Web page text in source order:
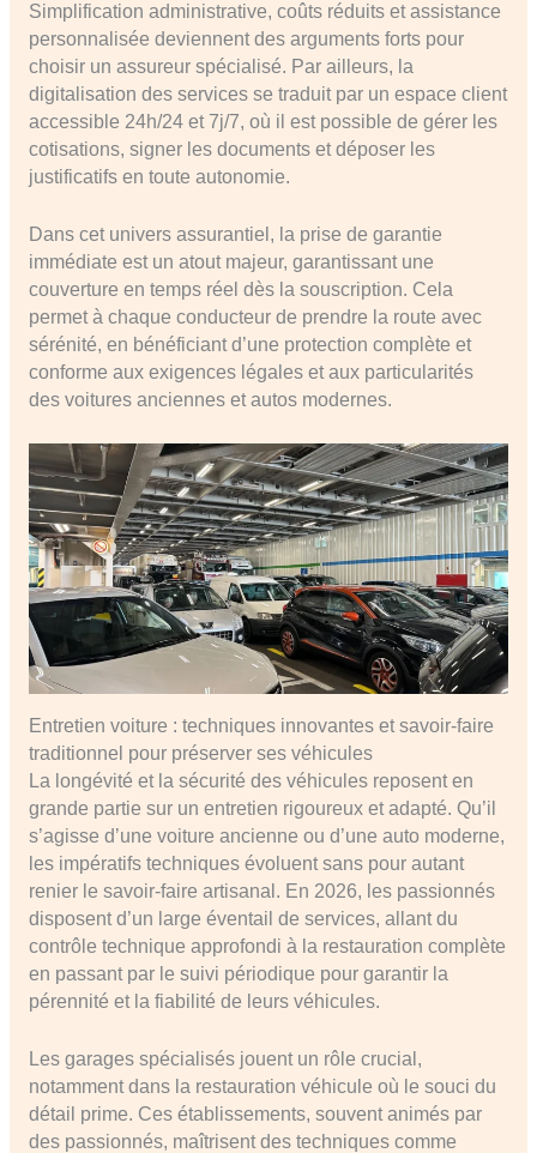
Simplification administrative, coûts réduits et assistance
personnalisée deviennent des arguments forts pour
choisir un assureur spécialisé. Par ailleurs, la
digitalisation des services se traduit par un espace client
accessible 24h/24 et 7j/7, où il est possible de gérer les
cotisations, signer les documents et déposer les
justificatifs en toute autonomie.
Dans cet univers assurantiel, la prise de garantie
immédiate est un atout majeur, garantissant une
couverture en temps réel dès la souscription. Cela
permet à chaque conducteur de prendre la route avec
sérénité, en bénéficiant d’une protection complète et
conforme aux exigences légales et aux particularités
des voitures anciennes et autos modernes.
Entretien voiture : techniques innovantes et savoir-faire
traditionnel pour préserver ses véhicules
La longévité et la sécurité des véhicules reposent en
grande partie sur un entretien rigoureux et adapté. Qu’il
s’agisse d’une voiture ancienne ou d’une auto moderne,
les impératifs techniques évoluent sans pour autant
renier le savoir-faire artisanal. En 2026, les passionnés
disposent d’un large éventail de services, allant du
contrôle technique approfondi à la restauration complète
en passant par le suivi périodique pour garantir la
pérennité et la fiabilité de leurs véhicules.
Les garages spécialisés jouent un rôle crucial,
notamment dans la restauration véhicule où le souci du
détail prime. Ces établissements, souvent animés par
des passionnés, maîtrisent des techniques comme